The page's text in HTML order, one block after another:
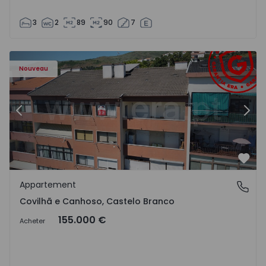
3 2 89 90 7
Nouveau
- 18
Appartement T2 Covilhã, Covilhã e Canhoso - 1497806 -
Précédent
Covilhã e Canhoso, Castelo Branco
Appartement
Covilhã e Canhoso, Castelo Branco
Acheter 155.000 €